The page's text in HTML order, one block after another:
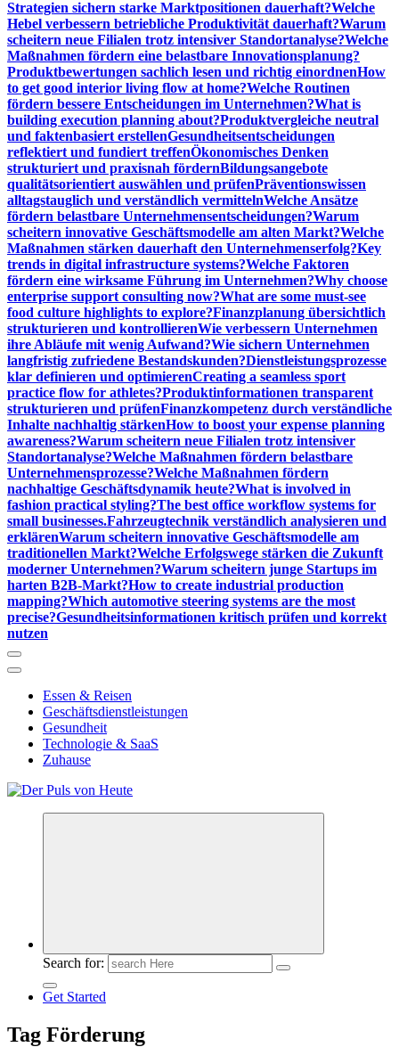
Strategien sichern starke Marktpositionen dauerhaft?Welche
Hebel verbessern betriebliche Produktivität dauerhaft?Warum
scheitern neue Filialen trotz intensiver Standortanalyse?Welche
Maßnahmen fördern eine belastbare Innovationsplanung?
Produktbewertungen sachlich lesen und richtig einordnenHow
to get good interior living flow at home?Welche Routinen
fördern bessere Entscheidungen im Unternehmen?What is
building execution planning about?Produktvergleiche neutral
und faktenbasiert erstellenGesundheitsentscheidungen
reflektiert und fundiert treffenÖkonomisches Denken
strukturiert und praxisnah fördernBildungsangebote
qualitätsorientiert auswählen und prüfenPräventionswissen
alltagstauglich und verständlich vermittelnWelche Ansätze
fördern belastbare Unternehmensentscheidungen?Warum
scheitern innovative Geschäftsmodelle am alten Markt?Welche
Maßnahmen stärken dauerhaft den Unternehmenserfolg?Key
trends in digital infrastructure systems?Welche Faktoren
fördern eine wirksame Führung im Unternehmen?Why choose
enterprise support consulting now?What are some must-see
food culture highlights to explore?Finanzplanung übersichtlich
strukturieren und kontrollierenWie verbessern Unternehmen
ihre Abläufe mit wenig Aufwand?Wie sichern Unternehmen
langfristig zufriedene Bestandskunden?Dienstleistungsprozesse
klar definieren und optimierenCreating a seamless sport
practice flow for athletes?Produktinformationen transparent
strukturieren und prüfenFinanzkompetenz durch verständliche
Inhalte nachhaltig stärkenHow to boost your expense planning
awareness?Warum scheitern neue Filialen trotz intensiver
Standortanalyse?Welche Maßnahmen fördern belastbare
Unternehmensprozesse?Welche Maßnahmen fördern
nachhaltige Geschäftsdynamik heute?What is involved in
fashion practical styling?The best office workflow systems for
small businesses.Fahrzeugtechnik verständlich analysieren und
erklärenWarum scheitern innovative Geschäftsmodelle am
traditionellen Markt?Welche Erfolgswege stärken die Zukunft
moderner Unternehmen?Warum scheitern junge Startups im
harten B2B-Markt?How to create industrial production
mapping?Which automotive steering systems are the most
precise?Gesundheitsinformationen kritisch prüfen und korrekt
nutzen
Essen & Reisen
Geschäftsdienstleistungen
Gesundheit
Technologie & SaaS
Zuhause
Meldungen die Resonanz finden
Search for:
Get Started
Tag Förderung